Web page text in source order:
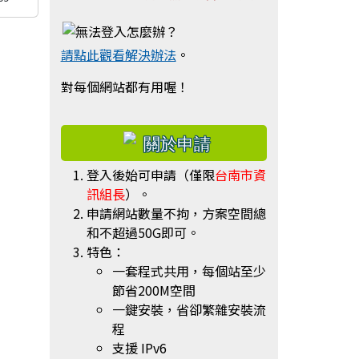
請點此觀看解決辦法。
對每個網站都有用喔！
右邊區域內容
登入後始可申請（僅限台南市資
訊組長）。
申請網站數量不拘，方案空間總
和不超過50G即可。
特色：
一套程式共用，每個站至少
節省200M空間
一鍵安裝，省卻繁雜安裝流
程
支援 IPv6